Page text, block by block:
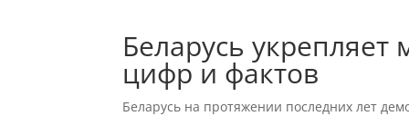
Беларусь
цифр и фактов
Беларусь на протяжении последних лет